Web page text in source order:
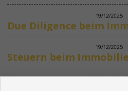
19/12/2025
19/12/2025
Siehe mehr